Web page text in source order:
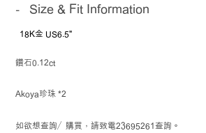
Size & Fit Information
18K金 US6.5"
鑽石0.12ct
Akoya珍珠 *2
如欲想查詢／購買，請致電23695261查詢。